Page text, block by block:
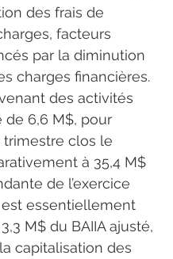
des frais de
facteurs
par la diminution
charges financières.
des activités
6,6 M$, pour
trimestre clos le
à 35,4 M$
de l’exercice
essentiellement
M$ du BAIIA ajusté,
capitalisation des